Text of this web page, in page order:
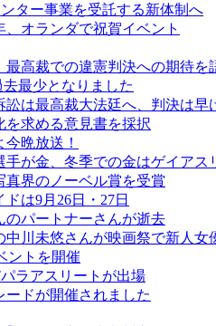
ター事業を受託する新体制へ
オランダで祝賀イベント
最高裁での違憲判決への期待を
最少となりました
訟は最高裁大法廷へ、判決は早
を求める意見書を採択
晩放送！
手が金、冬季での金はゲイアス
界のノーベル賞を受賞
は9月26日・27日
のパートナーさんが逝去
川未悠さんが映画祭で新人女
ントを開催
ラアスリートが出場
ードが開催されました